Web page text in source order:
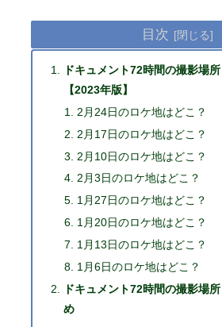
目次
ドキュメント72時間の撮影場
【2023年版】
2月24日のロケ地はどこ？
2月17日のロケ地はどこ？
2月10日のロケ地はどこ？
2月3日のロケ地はどこ？
1月27日のロケ地はどこ？
1月20日のロケ地はどこ？
1月13日のロケ地はどこ？
1月6日のロケ地はどこ？
ドキュメント72時間の撮影場
め